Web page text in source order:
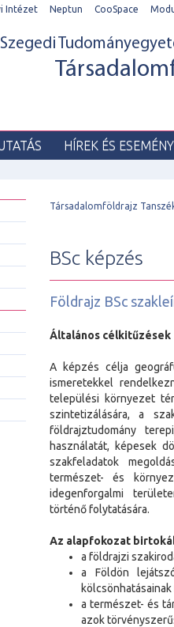
Intézet Neptun CooSpace
Szegedi
HÍREK ÉS
Társadalomföldrajz
BSc képzés
Földrajz BSc
Általános célkitűzések
A képzés célja
ismeretekkel
települési környezet
szintetizálására, a
földrajztudomány
használatát, képesek
szakfeladatok
természet- és
idegenforgalmi
történő folytatására.
Az alapfokozat
a földrajzi
a Földön
a természet- és
azok